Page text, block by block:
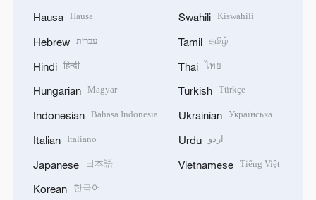
Hausa Hausa
Hebrew עברית
Hindi हिन्दी
Hungarian Magyar
Indonesian Bahasa Indonesia
Italian Italiano
Japanese 日本語
Korean 한국어
Swahili Kiswahili
Tamil தமிழ்
Thai ไทย
Turkish Türkçe
Ukrainian Українська
Urdu اردو
Vietnamese Tiếng Việt